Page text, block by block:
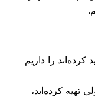
کرده‌اند را داریم
تهیه کرده‌اید،